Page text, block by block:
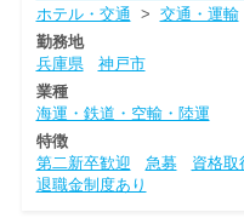
ホテル・交通 > 交通・運輸
勤務地
兵庫県
神戸市
業種
海運・鉄道・空輸・陸運
特徴
第二新卒歓迎
急募 資格取
退職金制度あり